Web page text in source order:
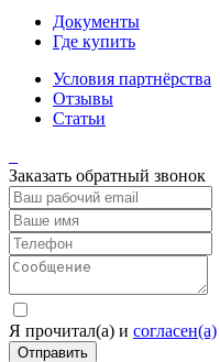
Документы
Где купить
Условия партнёрства
Отзывы
Статьи
Заказать обратный звонок
Я прочитал(а) и согласен(а)
Отправить